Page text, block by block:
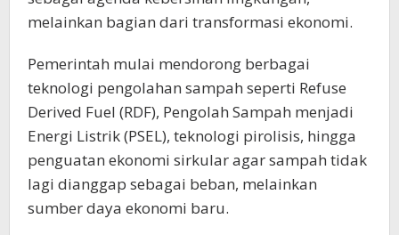
melainkan bagian dari transformasi ekonomi.
Pemerintah mulai mendorong berbagai
teknologi pengolahan sampah seperti Refuse
Derived Fuel (RDF), Pengolah Sampah menjadi
Energi Listrik (PSEL), teknologi pirolisis, hingga
penguatan ekonomi sirkular agar sampah tidak
lagi dianggap sebagai beban, melainkan
sumber daya ekonomi baru.